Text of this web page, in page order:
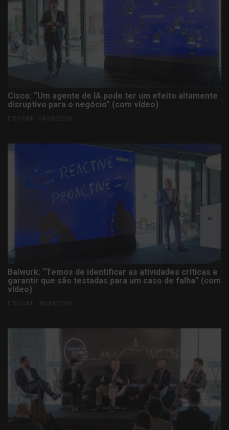
Cisco: “Um agente de IA pode ter um efeito altamente
disruptivo para o negócio” (com vídeo)
ITS CONF . 04/05/2026
Balwurk: “Temos de identificar as atividades críticas e
garantir que são testadas para um caso de falha” (com
vídeo)
ITS CONF . 30/04/2026